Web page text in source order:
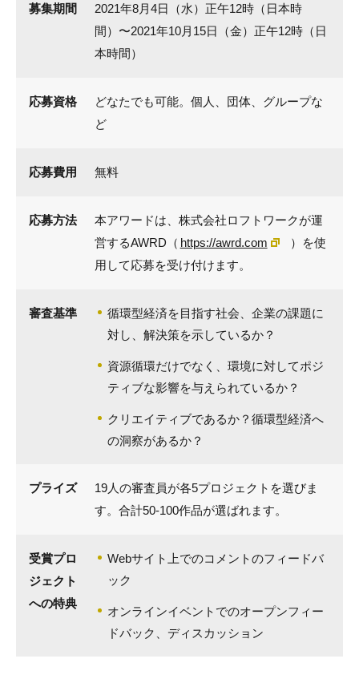
募集期間
2021年8月4日（水）正午12時（日本時
間）〜2021年10月15日（金）正午12時（日
本時間）
応募資格
どなたでも可能。個人、団体、グループな
ど
応募費用 無料
応募方法
本アワードは、株式会社ロフトワークが運
営するAWRD（ https://awrd.com
）を使
⽤して応募を受け付けます。
審査基準
循環型経済を目指す社会、企業の課題に
対し、解決策を示しているか？
資源循環だけでなく、環境に対してポジ
ティブな影響を与えられているか？
クリエイティブであるか？循環型経済へ
の洞察があるか？
プライズ
19人の審査員が各5プロジェクトを選びま
す。合計50-100作品が選ばれます。
受賞プロ
ジェクト
への特典
Webサイト上でのコメントのフィードバ
ック
オンラインイベントでのオープンフィー
ドバック、ディスカッション